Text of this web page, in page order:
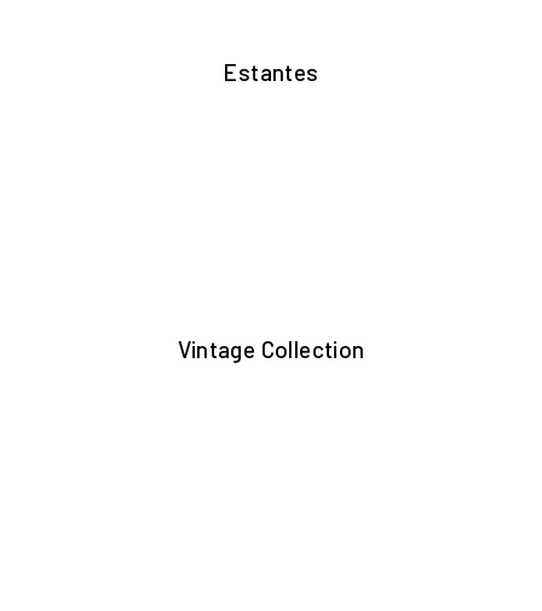
Estantes
Vintage Collection